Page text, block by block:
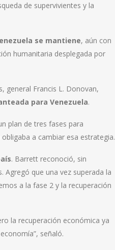
de supervivientes y la
se mantiene, aún con
humanitaria desplegada por
general Francis L. Donovan,
para Venezuela.
plan de tres fases para
a cambiar esa estrategia.
. Barrett reconoció, sin
que una vez superada la
a la fase 2 y la recuperación
la recuperación económica ya
señaló.